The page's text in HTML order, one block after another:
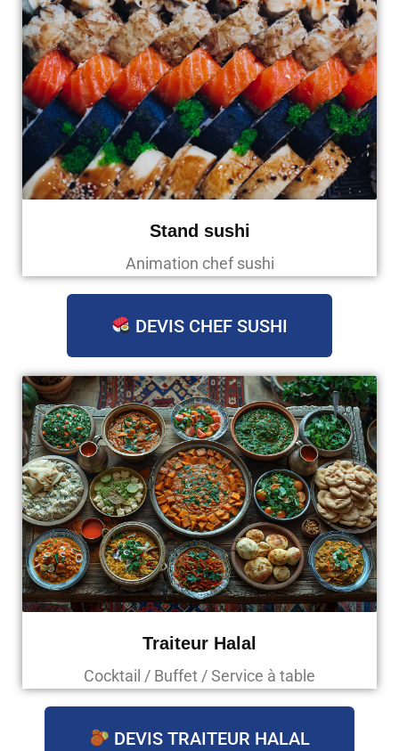
Stand sushi
Animation chef sushi
DEVIS CHEF SUSHI
Traiteur Halal
Cocktail / Buffet / Service à table
DEVIS TRAITEUR HALAL